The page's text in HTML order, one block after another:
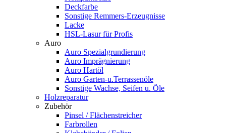
Deckfarbe
Sonstige Remmers-Erzeugnisse
Lacke
HSL-Lasur für Profis
Auro
Auro Spezialgrundierung
Auro Imprägnierung
Auro Hartöl
Auro Garten-u.Terrassenöle
Sonstige Wachse, Seifen u. Öle
Holzreparatur
Zubehör
Pinsel / Flächenstreicher
Farbrollen